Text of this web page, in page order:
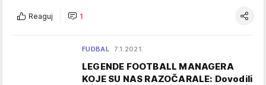
Reaguj 1
FUDBAL 7.1.2021.
LEGENDE FOOTBALL MANAGERA
KOJE SU NAS RAZOČARALE: Dovodili